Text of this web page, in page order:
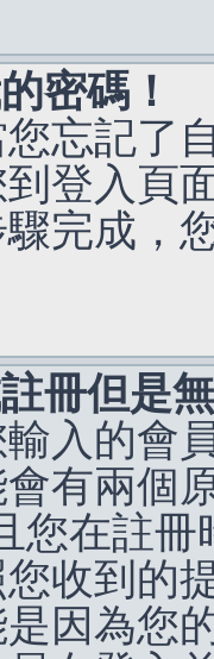
密碼！
忘記了
登入頁
完成，
冊但是
入的會
有兩個
您在註
收到的
因為您